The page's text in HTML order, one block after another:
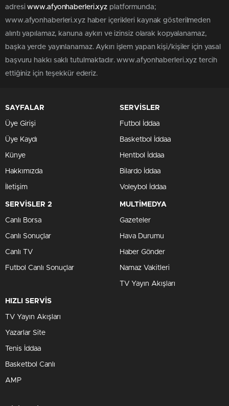
adresiwww.afyonhaberleri.xyz platformunda;
www.afyonhaberleri.xyz haber içerikleri kaynak gösterilmeden
alıntı yapılamaz, kanuna aykırı ve izinsiz olarak kopyalanamaz,
başka yerde yayınlanamaz. Aykırı işlem yapan kişi/kişiler için yasal
başvuru hakkı saklı tutulmaktadır. www.afyonhaberleri.xyz tercih
ettiğiniz için teşekkür ederiz.
SAYFALAR
Üye Girişi
Üye Kaydı
Künye
Hakkımızda
İletişim
SERVİSLER
Futbol İddaa
Basketbol İddaa
Hentbol İddaa
Bilardo İddaa
Voleybol İddaa
SERVİSLER 2
Canlı Borsa
Canlı Sonuçlar
Canlı TV
Futbol Canlı Sonuçlar
MULTİMEDYA
Gazeteler
Hava Durumu
Haber Gönder
Namaz Vakitleri
TV Yayın Akışları
HIZLI SERVİS
TV Yayın Akışları
Yazarlar Site
Tenis İddaa
Basketbol Canlı
AMP